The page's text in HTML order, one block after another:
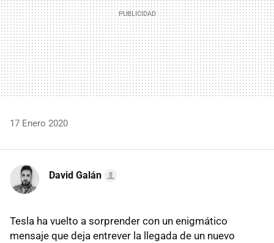
17 Enero 2020
David Galán
Tesla ha vuelto a sorprender con un enigmático
mensaje que deja entrever la llegada de un nuevo